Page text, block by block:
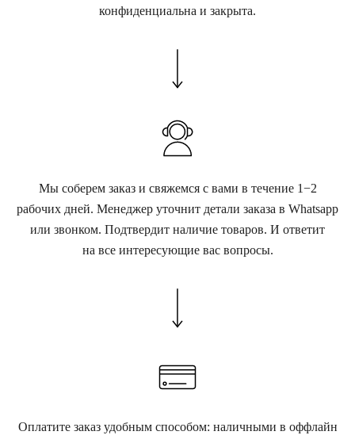
конфиденциальна и закрыта.
Мы соберем заказ и свяжемся с вами в течение 1−2
рабочих дней. Менеджер уточнит детали заказа в Whatsapp
или звонком. Подтвердит наличие товаров. И ответит
на все интересующие вас вопросы.
Оплатите заказ удобным способом: наличными в оффлайн